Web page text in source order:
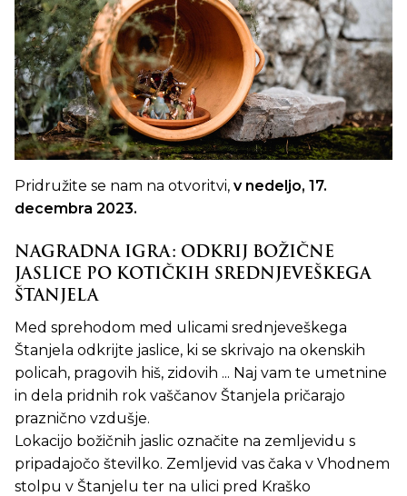
Pridružite se nam na otvoritvi, v nedeljo, 17.
decembra 2023.
NAGRADNA IGRA: ODKRIJ BOŽIČNE
JASLICE PO KOTIČKIH SREDNJEVEŠKEGA
ŠTANJELA
Med sprehodom med ulicami srednjeveškega
Štanjela odkrijte jaslice, ki se skrivajo na okenskih
policah, pragovih hiš, zidovih ... Naj vam te umetnine
in dela pridnih rok vaščanov Štanjela pričarajo
praznično vzdušje.
Lokacijo božičnih jaslic označite na zemljevidu s
pripadajočo številko. Zemljevid vas čaka v Vhodnem
stolpu v Štanjelu ter na ulici pred Kraško